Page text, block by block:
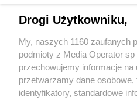
Wydawca mediów lokalnych
Drogi Użytkowniku,
My, naszych 1160 zaufanych
podmioty z Media Operator
przechowujemy informacje na
przetwarzamy dane osobowe,
identyfikatory, standardowe